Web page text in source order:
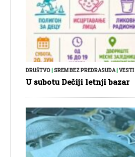
DRUŠTVO SREM BEZ PREDRASUDA| VESTI|
U subotu Dečiji letnji bazar